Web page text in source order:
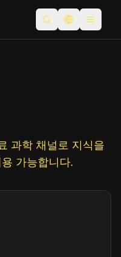
검색 열기언어 전환
과학 채널로 지식을
가능합니다.